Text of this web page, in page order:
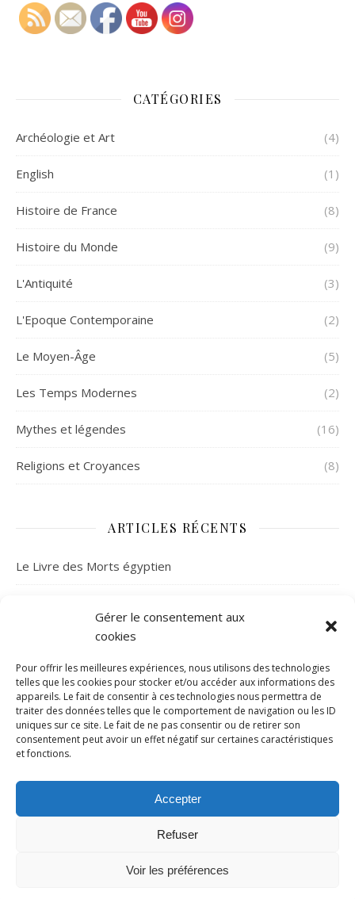
Gérer le consentement aux
cookies
Pour offrir les meilleures expériences, nous utilisons des technologies
telles que les cookies pour stocker et/ou accéder aux informations des
appareils. Le fait de consentir à ces technologies nous permettra de
traiter des données telles que le comportement de navigation ou les ID
uniques sur ce site. Le fait de ne pas consentir ou de retirer son
consentement peut avoir un effet négatif sur certaines caractéristiques
et fonctions.
Accepter
Refuser
Voir les préférences
CATÉGORIES
Archéologie et Art (4)
English (1)
Histoire de France (8)
Histoire du Monde (9)
L'Antiquité (3)
L'Epoque Contemporaine (2)
Le Moyen-Âge (5)
Les Temps Modernes (2)
Mythes et légendes (16)
Religions et Croyances (8)
ARTICLES RÉCENTS
Le Livre des Morts égyptien
La mystérieuse fortune de l’abbé Saunière
Le folklore français : à la découverte de 3 créatures
terrifiantes !
Les gargouilles : une tradition médiévale
Thème Ashe parWP Royal